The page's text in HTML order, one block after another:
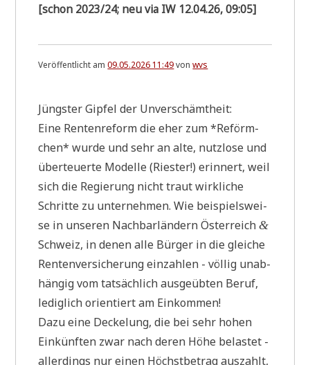
nicht
die
Handlungsfreiheit
(selbstverschuldet!)
u
a
t
e
*
0
8
6
2
6
1
6
[schon 2023/24; neu via IW 12.04.26, 09:05]
Veröffentlicht am09.05.2026 11:49vonwvs
Jüng­ster Gip­fel der Unverschämtheit:
Eine Ren­ten­re­form die eher zum *Reförm­
chen* wur­de und sehr an alte, nutz­lo­se und
über­teu­er­te Model­le (Rie­ster!) erin­nert, weil
sich die Regie­rung nicht traut wirk­li­che
Schrit­te zu unter­neh­men. Wie bei­spiels­wei­
se in unse­ren Nach­bar­län­dern Öster­reich&
Schweiz, in denen alle Bür­ger in die glei­che
Ren­ten­ver­si­che­rung ein­zah­len - völ­lig unab­
hän­gig vom tat­säch­lich aus­ge­üb­ten Beruf,
ledig­lich ori­en­tiert am Einkommen!
Dazu eine Decke­lung, die bei sehr hohen
Ein­künf­ten zwar nach deren Höhe bela­stet -
aller­dings nur einen Höchst­be­trag aus­zahlt,